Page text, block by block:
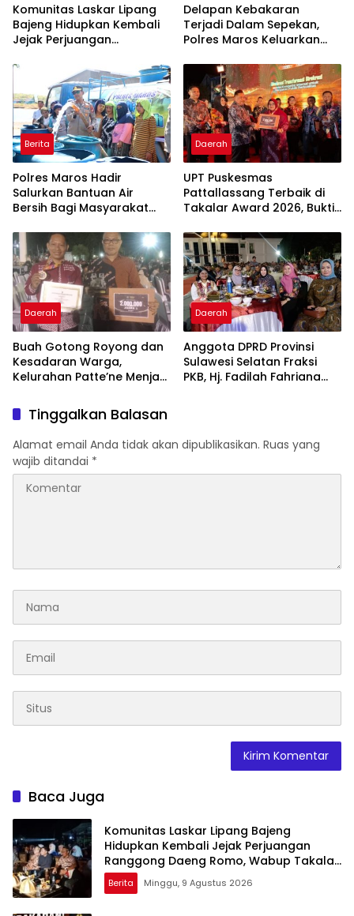
Komunitas Laskar Lipang
Bajeng Hidupkan Kembali
Jejak Perjuangan
Wabup Takalar: Apresiasi
Bahwa Sejarah Adalah
Warisan yang Tak Ternilai”.
Delapan Kebakaran
Terjadi Dalam Sepekan,
Polres Maros Keluarkan
Masyarakat
Berita
Polres Maros Hadir
Salurkan Bantuan Air
Bersih Bagi Masyarakat
Di Maros
Daerah
UPT Puskesmas
Pattallassang Terbaik di
Takalar Award 2026, Bukti
Pelayanan Kesehatan
Berkualitas
Daerah
Buah Gotong Royong dan
Kesadaran Warga,
Kelurahan Patte’ne Menjadi
2026
Daerah
Anggota DPRD Provinsi
Sulawesi Selatan Fraksi
PKB, Hj. Fadilah Fahriana
Melalui Malam Apresiasi
dan Inovasi Award 2026
Tinggalkan Balasan
Alamat email Anda tidak akan dipublikasikan. Ruas yang
wajib ditandai *
Baca Juga
Komunitas Laskar Lipang Bajeng
Hidupkan Kembali Jejak Perjuangan
Ranggong Daeng Romo, Wabup Takalar:
Apresiasi Bahwa Sejarah Adalah
Warisan yang Tak Ternilai”.
Berita Minggu, 9 Agustus 2026